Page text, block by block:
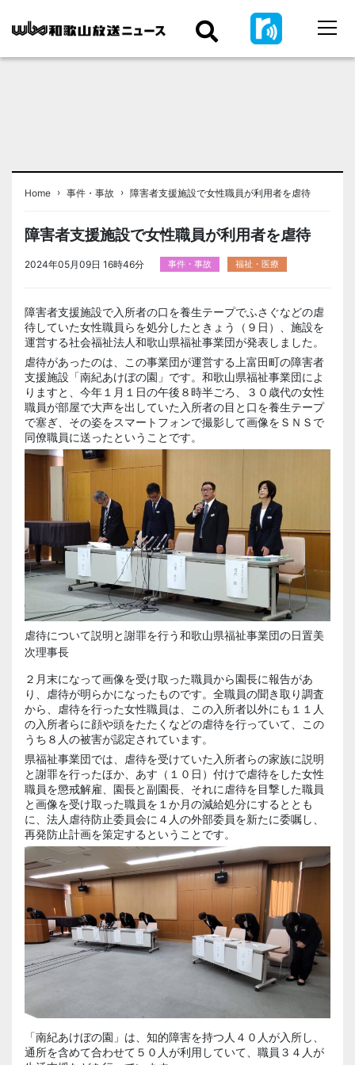
Home › 事件・事故 › 障害者支援施設で女性職員が利用者を虐待
障害者支援施設で女性職員が利用者を虐待
2024年05月09日 16時46分 事件・事故 福祉・医療
障害者支援施設で入所者の口を養生テープでふさぐなどの虐
待していた女性職員らを処分したときょう（９日）、施設を
運営する社会福祉法人和歌山県福祉事業団が発表しました。
虐待があったのは、この事業団が運営する上富田町の障害者
支援施設「南紀あけぼの園」です。和歌山県福祉事業団によ
りますと、今年１月１日の午後８時半ごろ、３０歳代の女性
職員が部屋で大声を出していた入所者の目と口を養生テープ
で塞ぎ、その姿をスマートフォンで撮影して画像をＳＮＳで
同僚職員に送ったということです。
虐待について説明と謝罪を行う和歌山県福祉事業団の日置美
次理事長
２月末になって画像を受け取った職員から園長に報告があ
り、虐待が明らかになったものです。全職員の聞き取り調査
から、虐待を行った女性職員は、この入所者以外にも１１人
の入所者らに顔や頭をたたくなどの虐待を行っていて、この
うち８人の被害が認定されています。
県福祉事業団では、虐待を受けていた入所者らの家族に説明
と謝罪を行ったほか、あす（１０日）付けで虐待をした女性
職員を懲戒解雇、園長と副園長、それに虐待を目撃した職員
と画像を受け取った職員を１か月の減給処分にするととも
に、法人虐待防止委員会に４人の外部委員を新たに委嘱し、
再発防止計画を策定するということです。
「南紀あけぼの園」は、知的障害を持つ人４０人が入所し、
通所を含めて合わせて５０人が利用していて、職員３４人が